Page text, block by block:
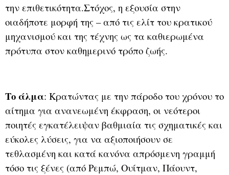
την επιθετικότητα.Στόχος, η εξουσία στην
οιαδήποτε μορφή της – από τις ελίτ του κρατικού
μηχανισμού και της τέχνης ως τα καθιερωμένα
πρότυπα στον καθημερινό τρόπο ζωής.
Το άλμα: Κρατώντας με την πάροδο του χρόνου το
αίτημα για ανανεωμένη έκφραση, οι νεότεροι
ποιητές εγκατέλειψαν βαθμιαία τις σχηματικές και
εύκολες λύσεις, για να αξιοποιήσουν σε
τεθλασμένη και κατά κανόνα απρόσμενη γραμμή
τόσο τις ξένες (από Ρεμπώ, Ουίτμαν, Πάουντ,